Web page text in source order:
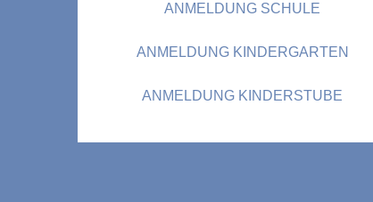
ANMELDUNG SCHULE
ANMELDUNG KINDERGARTEN
ANMELDUNG KINDERSTUBE